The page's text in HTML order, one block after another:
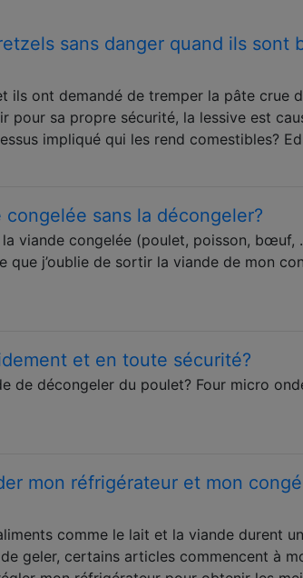
sans danger quand ils sont
ils ont demandé de tremper la pâte crue
pour sa propre sécurité, la lessive est
impliqué qui les rend comestibles?
sans la décongeler?
viande congelée (poulet, poisson, bœuf,
que j’oublie de sortir la viande de mon
et en toute sécurité?
de décongeler du poulet? Four micro
mon réfrigérateur et mon
comme le lait et la viande durent
geler, certains articles commencent à